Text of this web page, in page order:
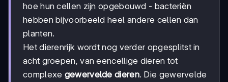
hoe hun cellen zijn opgebouwd - bacteriën
hebben bijvoorbeeld heel andere cellen dan
planten.
Het dierenrijk wordt nog verder opgesplitst in
acht groepen, van eencellige dieren tot
complexe gewervelde dieren. Die gewervelde